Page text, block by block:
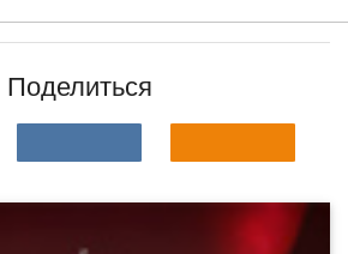
Поделиться